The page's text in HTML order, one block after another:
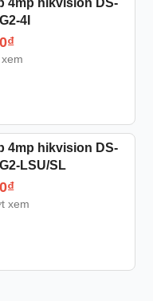
4I
₫
4mp hikvision DS-
LSU/SL
₫
xem